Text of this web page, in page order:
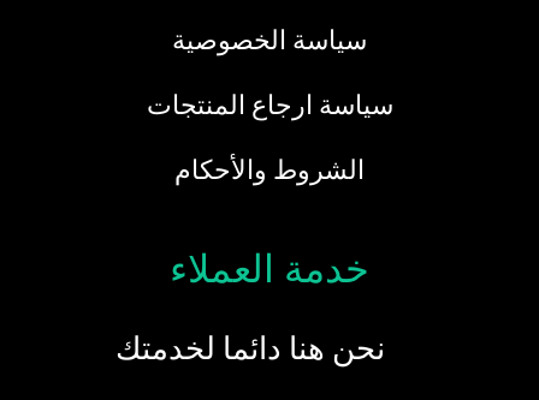
سياسة الخصوصية
سياسة ارجاع المنتجات
الشروط والأحكام
خدمة العملاء
نحن هنا دائما لخدمتك